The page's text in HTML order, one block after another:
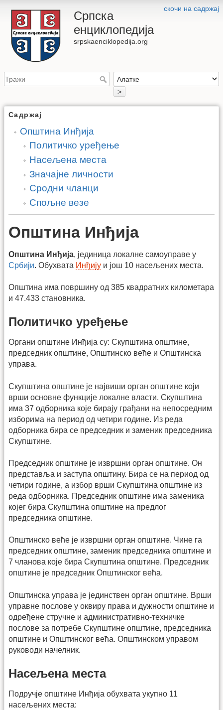
скочи на садржај
Српска
енциклопедија
srpskaenciklopedija.org
>
Садржај
Општина Инђија
Политичко уређење
Насељена места
Значајне личности
Сродни чланци
Спољне везе
Општина Инђија
Општина Инђија, јединица локалне самоуправе у
Србији. Обухвата Инђију и још 10 насељених места.
Општина има површину од 385 квадратних километара
и 47.433 становника.
Политичко уређење
Органи општине Инђија су: Скупштина општине,
председник општине, Општинско веће и Општинска
управа.
Скупштина општине је највиши орган општине који
врши основне функције локалне власти. Скупштина
има 37 одборника које бирају грађани на непосредним
изборима на период од четири године. Из реда
одборника бира се председник и заменик председника
Скупштине.
Председник општине је извршни орган општине. Он
представља и заступа општину. Бира се на период од
четири године, а избор врши Скупштина општине из
реда одборника. Председник општине има заменика
којег бира Скупштина општине на предлог
председника општине.
Општинско веће је извршни орган општине. Чине га
председник општине, заменик председника општине и
7 чланова које бира Скупштина општине. Председник
општине је председник Општинског већа.
Општинска управа је јединствен орган општине. Врши
управне послове у оквиру права и дужности општине и
одређене стручне и административно-техничке
послове за потребе Скупштине општине, председника
општине и Општинског већа. Општинском управом
руководи начелник.
Насељена места
Подручје општине Инђија обухвата укупно 11
насељених места: